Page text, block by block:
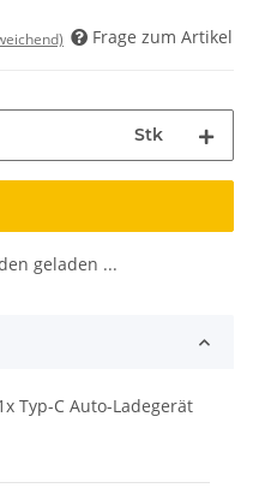
Frage zum Artikel
Stk
geladen ...
Typ-C Auto-Ladegerät